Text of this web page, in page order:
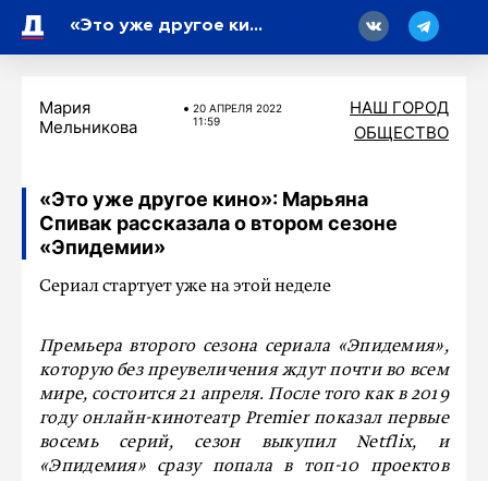
«Это уже другое кино»: Марьяна Спивак рассказала о втором сезоне «Эпидемии»
Мария
Мельникова
20 АПРЕЛЯ 2022
11:59
НАШ ГОРОД
ОБЩЕСТВО
«Это уже другое кино»: Марьяна
Спивак рассказала о втором сезоне
«Эпидемии»
Сериал стартует уже на этой неделе
Премьера второго сезона сериала «Эпидемия»,
которую без преувеличения ждут почти во всем
мире, состоится 21 апреля. После того как в 2019
году онлайн-кинотеатр Premier показал первые
восемь серий, сезон выкупил Netflix, и
«Эпидемия» сразу попала в топ-10 проектов